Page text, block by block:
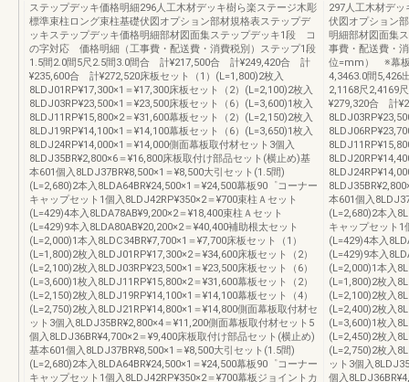
ステップデッキ価格明細296人工木材デッキ樹ら楽ステージ木彫
標準束柱ロング束柱基礎伏図オプション部材規格表ステップデ
ッキステップデッキ価格明細部材図面集ステップデッキ1段 コ
の字対応 価格明細（工事費・配送費・消費税別）ステップ1段
1.5間2.0間5尺2.5間3.0間合 計¥217,500合 計¥249,420合 計
¥235,600合 計¥272,520床板セット（1）(L=1,800)2枚入
8LDJ01RP¥17,300×1＝¥17,300床板セット（2）(L=2,100)2枚入
8LDJ03RP¥23,500×1＝¥23,500床板セット（6）(L=3,600)1枚入
8LDJ11RP¥15,800×2＝¥31,600幕板セット（2）(L=2,150)2枚入
8LDJ19RP¥14,100×1＝¥14,100幕板セット（6）(L=3,650)1枚入
8LDJ24RP¥14,000×1＝¥14,000側面幕板取付材セット3個入
8LDJ35BR¥2,800×6＝¥16,800床板取付け部品セット(横止め)基
本601個入8LDJ37BR¥8,500×1＝¥8,500大引セット(1.5間)
(L=2,680)2本入8LDA64BR¥24,500×1＝¥24,500幕板90゜コーナー
キャップセット1個入8LDJ42RP¥350×2＝¥700束柱Ａセット
(L=429)4本入8LDA78AB¥9,200×2＝¥18,400束柱Ａセット
(L=429)9本入8LDA80AB¥20,200×2＝¥40,400補助根太セット
(L=2,000)1本入8LDC34BR¥7,700×1＝¥7,700床板セット（1）
(L=1,800)2枚入8LDJ01RP¥17,300×2＝¥34,600床板セット（2）
(L=2,100)2枚入8LDJ03RP¥23,500×1＝¥23,500床板セット（6）
(L=3,600)1枚入8LDJ11RP¥15,800×2＝¥31,600幕板セット（2）
(L=2,150)2枚入8LDJ19RP¥14,100×1＝¥14,100幕板セット（4）
(L=2,750)2枚入8LDJ21RP¥14,800×1＝¥14,800側面幕板取付材セ
ット3個入8LDJ35BR¥2,800×4＝¥11,200側面幕板取付材セット5
個入8LDJ36BR¥4,700×2＝¥9,400床板取付け部品セット(横止め)
基本601個入8LDJ37BR¥8,500×1＝¥8,500大引セット(1.5間)
(L=2,680)2本入8LDA64BR¥24,500×1＝¥24,500幕板90゜コーナー
キャップセット1個入8LDJ42RP¥350×2＝¥700幕板ジョイントカ
297人工木材デ
伏図オプション
明細部材図面集
事費・配送費・
位=mm） ※幕板
4,3463.0間5,426
2,1168尺2,4169
¥279,320合 計
本601個入
(L=2,680)2本入
キャップセット1
(L=429)4本入
(L=429)9本入
(L=2,000)1本入
(L=1,800)2枚入
(L=2,100)2枚入
(L=2,400)2枚入
(L=3,600)1枚入
(L=2,450)2枚入
(L=2,750)2枚入
ット3個入
個入